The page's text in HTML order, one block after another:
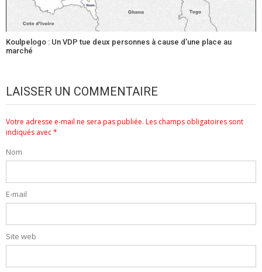
Koulpelogo : Un VDP tue deux personnes à cause d’une place au
marché
LAISSER UN COMMENTAIRE
Votre adresse e-mail ne sera pas publiée. Les champs obligatoires sont
indiqués avec*
Nom
E-mail
Site web